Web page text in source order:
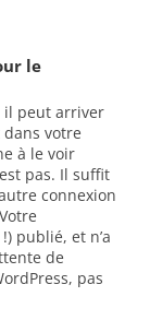
le
il peut arriver
votre
à le voir
pas. Il suffit
connexion
publié, et n’a
de
pas